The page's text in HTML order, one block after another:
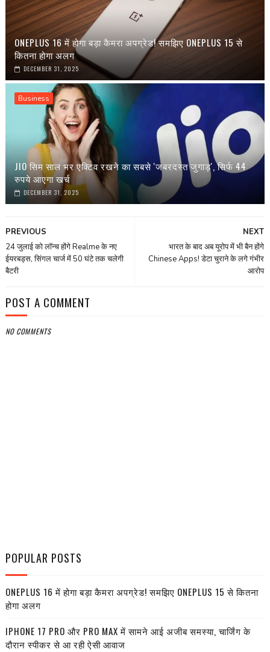
ONEPLUS 16 में होगा बड़ा कैमरा अपग्रेड! समझिए ONEPLUS 15 से
कितना होगा अलग
DECEMBER 31, 2025
Business
JIO सिम साल भर एक्टिव रखने का सबसे 'जबरदस्त जुगाड़', सिर्फ 44
रुपये आएगा खर्च
DECEMBER 31, 2025
NEXT
भारत के बाद अब यूरोप में भी बैन होंगे
Chinese Apps! डेटा चुराने के लगे गंभीर
आरोप
PREVIOUS
24 जुलाई को लॉन्च होंगे Realme के नए
ईयरबड्स, सिंगल चार्ज में 50 घंटे तक चलेगी
बैटरी
POST A COMMENT
NO COMMENTS
POPULAR POSTS
ONEPLUS 16 में होगा बड़ा कैमरा अपग्रेड! समझिए ONEPLUS 15 से कितना
होगा अलग
IPHONE 17 PRO और PRO MAX में सामने आई अजीब समस्या, चार्जिंग के
दौरान स्पीकर से आ रही ऐसी आवाज